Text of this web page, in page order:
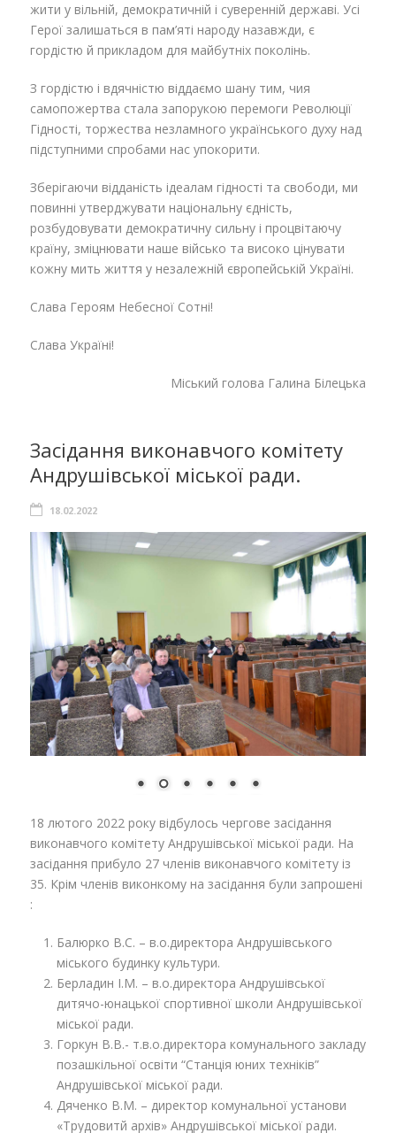
жити у вільній, демократичній і суверенній державі. Усі
Герої залишаться в пам’яті народу назавжди, є
гордістю й прикладом для майбутніх поколінь.
З гордістю і вдячністю віддаємо шану тим, чия
самопожертва стала запорукою перемоги Революції
Гідності, торжества незламного українського духу над
підступними спробами нас упокорити.
Зберігаючи відданість ідеалам гідності та свободи, ми
повинні утверджувати національну єдність,
розбудовувати демократичну сильну і процвітаючу
країну, зміцнювати наше військо та високо цінувати
кожну мить життя у незалежній європейській Україні.
Слава Героям Небесної Сотні!
Слава Україні!
Міський голова Галина Білецька
Засідання виконавчого комітету
Андрушівської міської ради.
18.02.2022
18 лютого 2022 року відбулось чергове засідання
виконавчого комітету Андрушівської міської ради. На
засідання прибуло 27 членів виконавчого комітету із
35. Крім членів виконкому на засідання були запрошені
:
Балюрко В.С. – в.о.директора Андрушівського
міського будинку культури.
Берладин І.М. – в.о.директора Андрушівської
дитячо-юнацької спортивної школи Андрушівської
міської ради.
Горкун В.В.- т.в.о.директора комунального закладу
позашкільної освіти “Станція юних техніків”
Андрушівської міської ради.
Дяченко В.М. – директор комунальної установи
«Трудовитй архів» Андрушівської міської ради.